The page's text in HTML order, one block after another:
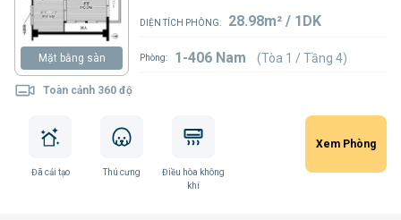
Mặt bằng sàn
Toàn cảnh 360 độ
DIỆN TÍCH PHÒNG: 28.98m² / 1DK
Phòng: 1-406 Nam (Tòa 1 / Tầng 4)
Đã cải tạo Thú cưng
Điều hòa không
khí
Xem Phòng